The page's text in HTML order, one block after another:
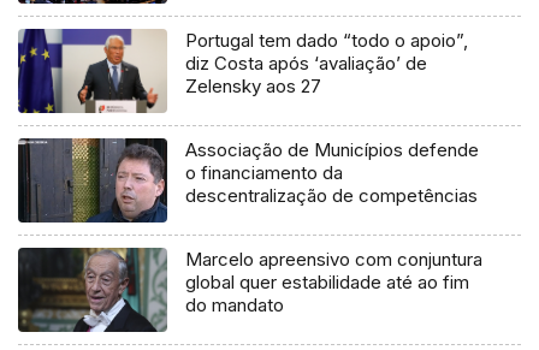
Portugal tem dado “todo o apoio”,
diz Costa após ‘avaliação’ de
Zelensky aos 27
Associação de Municípios defende
o financiamento da
descentralização de competências
Marcelo apreensivo com conjuntura
global quer estabilidade até ao fim
do mandato